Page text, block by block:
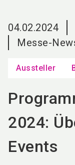
04.02.2024
Messe-
Aussteller
2024:
Events